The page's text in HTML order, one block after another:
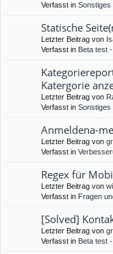
Verfasst in Sonstiges
Statische
Letzter Beitrag von
Verfasst in Beta test
Katergorie
Letzter Beitrag von
Verfasst in Sonstiges
Anmeldena-me
Letzter Beitrag von
Verfasst in
Regex für
Letzter Beitrag von
Verfasst in Fragen
[Solved]
Letzter Beitrag von
Verfasst in Beta test